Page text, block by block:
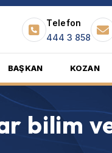
Telefon
444 3 858
BAŞKAN KOZAN
bilim